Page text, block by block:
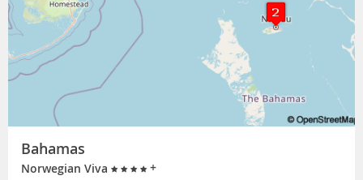
Bahamas
Norwegian Viva +